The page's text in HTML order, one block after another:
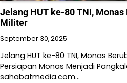
Jelang HUT ke-80 TNI,
Militer
September 30, 2025
Jelang HUT ke-80 TNI, Monas
Persiapan Monas Menjadi
sahabatmedia.com…